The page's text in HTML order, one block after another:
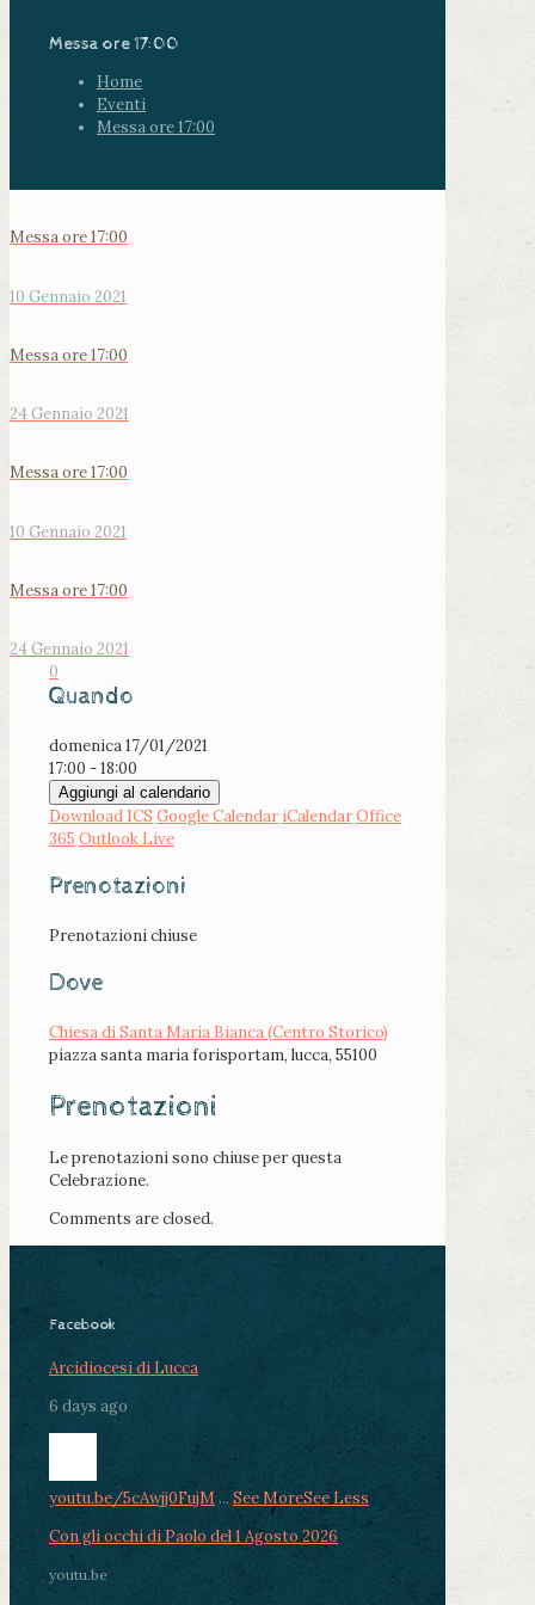
Messa ore 17:00
Home
Eventi
Messa ore 17:00
Messa ore 17:00
10 Gennaio 2021
Messa ore 17:00
24 Gennaio 2021
Messa ore 17:00
10 Gennaio 2021
Messa ore 17:00
24 Gennaio 2021
0
Quando
domenica 17/01/2021
17:00 - 18:00
Aggiungi al calendario
Download ICS Google Calendar iCalendarOffice
365 Outlook Live
Prenotazioni
Prenotazioni chiuse
Dove
Chiesa di Santa Maria Bianca (Centro Storico)
piazza santa maria forisportam, lucca, 55100
Prenotazioni
Le prenotazioni sono chiuse per questa
Celebrazione.
Comments are closed.
Facebook
Arcidiocesi di Lucca
6 days ago
youtu.be/5cAwjj0FujM ... See MoreSee Less
Con gli occhi di Paolo del 1 Agosto 2026
youtu.be